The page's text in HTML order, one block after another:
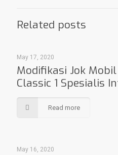
Related posts
May 17, 2020
Modifikasi Jok
Classic 1 Spesialis
Read more
May 16, 2020